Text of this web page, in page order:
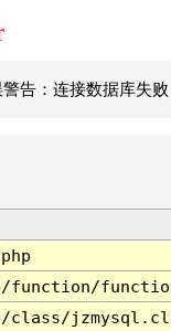
告：连接数据库失
function/
class/